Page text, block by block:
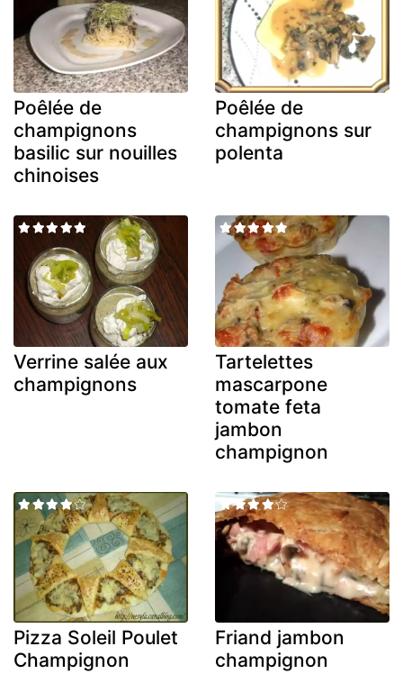
Poêlée de
champignons
basilic sur nouilles
chinoises
Poêlée de
champignons sur
polenta
Verrine salée aux
champignons
Tartelettes
mascarpone
tomate feta
jambon
champignon
Pizza Soleil Poulet
Champignon
Friand jambon
champignon